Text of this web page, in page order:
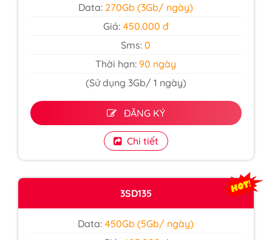
Data: 270Gb (3Gb/ ngày)
Giá: 450.000 đ
Sms:0
Thời hạn: 90 ngày
(Sử dụng 3Gb/ 1 ngày)
ĐĂNG KÝ
Chi tiết
3SD135
Data: 450Gb (5Gb/ ngày)